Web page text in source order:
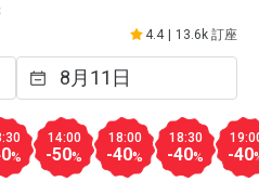
4.4 13.6k 訂座
%
14:00
-50%
18:00
-40%
18:30
-40% -40